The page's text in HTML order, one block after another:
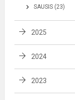
SAUSIS (23)
2025
2024
2023